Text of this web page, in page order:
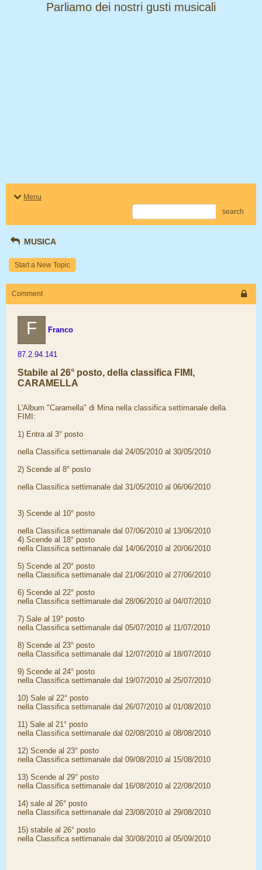
​​​​​​​Parliamo dei nostri gusti musicali
Menu
search
MUSICA
Start a New Topic
Comment
F Franco
87.2.94.141
Stabile al 26° posto, della classifica FIMI,
CARAMELLA
L'Album "Caramella" di Mina nella classifica settimanale della
FIMI:
1) Entra al 3° posto
nella Classifica settimanale dal 24/05/2010 al 30/05/2010
2) Scende al 8° posto
nella Classifica settimanale dal 31/05/2010 al 06/06/2010
3) Scende al 10° posto
nella Classifica settimanale dal 07/06/2010 al 13/06/2010
4) Scende al 18° posto
nella Classifica settimanale dal 14/06/2010 al 20/06/2010
5) Scende al 20° posto
nella Classifica settimanale dal 21/06/2010 al 27/06/2010
6) Scende al 22° posto
nella Classifica settimanale dal 28/06/2010 al 04/07/2010
7) Sale al 19° posto
nella Classifica settimanale dal 05/07/2010 al 11/07/2010
8) Scende al 23° posto
nella Classifica settimanale dal 12/07/2010 al 18/07/2010
9) Scende al 24° posto
nella Classifica settimanale dal 19/07/2010 al 25/07/2010
10) Sale al 22° posto
nella Classifica settimanale dal 26/07/2010 al 01/08/2010
11) Sale al 21° posto
nella Classifica settimanale dal 02/08/2010 al 08/08/2010
12) Scende al 23° posto
nella Classifica settimanale dal 09/08/2010 al 15/08/2010
13) Scende al 29° posto
nella Classifica settimanale dal 16/08/2010 al 22/08/2010
14) sale al 26° posto
nella Classifica settimanale dal 23/08/2010 al 29/08/2010
15) stabile al 26° posto
nella Classifica settimanale dal 30/08/2010 al 05/09/2010